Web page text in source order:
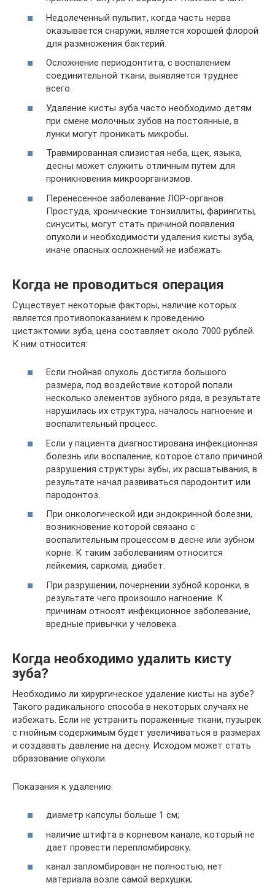
Недолеченный пульпит, когда часть нерва
оказывается снаружи, является хорошей флорой
для размножения бактерий.
Осложнение периодонтита, с воспалением
соединительной ткани, выявляется труднее
всего.
Удаление кисты зуба часто необходимо детям
при смене молочных зубов на постоянные, в
лунки могут проникать микробы.
Травмированная слизистая неба, щек, языка,
десны может служить отличным путем для
проникновения микроорганизмов.
Перенесенное заболевание ЛОР-органов.
Простуда, хронические тонзиллиты, фарингиты,
синуситы, могут стать причиной появления
опухоли и необходимости удаления кисты зуба,
иначе опасных осложнений не избежать.
Когда не проводиться операция
Существует некоторые факторы, наличие которых
является противопоказанием к проведению
цистэктомии зуба, цена составляет около 7000 рублей.
К ним относится:
Если гнойная опухоль достигла большого
размера, под воздействие которой попали
несколько элементов зубного ряда, в результате
нарушилась их структура, началось нагноение и
воспалительный процесс.
Если у пациента диагностирована инфекционная
болезнь или воспаление, которое стало причиной
разрушения структуры зубы, их расшатывания, в
результате начал развиваться пародонтит или
пародонтоз.
При онкологической иди эндокринной болезни,
возникновение которой связано с
воспалительным процессом в десне или зубном
корне. К таким заболеваниям относится
лейкемия, саркома, диабет.
При разрушении, почернении зубной коронки, в
результате чего произошло нагноение. К
причинам относят инфекционное заболевание,
вредные привычки у человека.
Когда необходимо удалить кисту
зуба?
Необходимо ли хирургическое удаление кисты на зубе?
Такого радикального способа в некоторых случаях не
избежать. Если не устранить пораженные ткани, пузырек
с гнойным содержимым будет увеличиваться в размерах
и создавать давление на десну. Исходом может стать
образование опухоли.
Показания к удалению:
диаметр капсулы больше 1 см;
наличие штифта в корневом канале, который не
дает провести перепломбировку;
канал запломбирован не полностью, нет
материала возле самой верхушки;